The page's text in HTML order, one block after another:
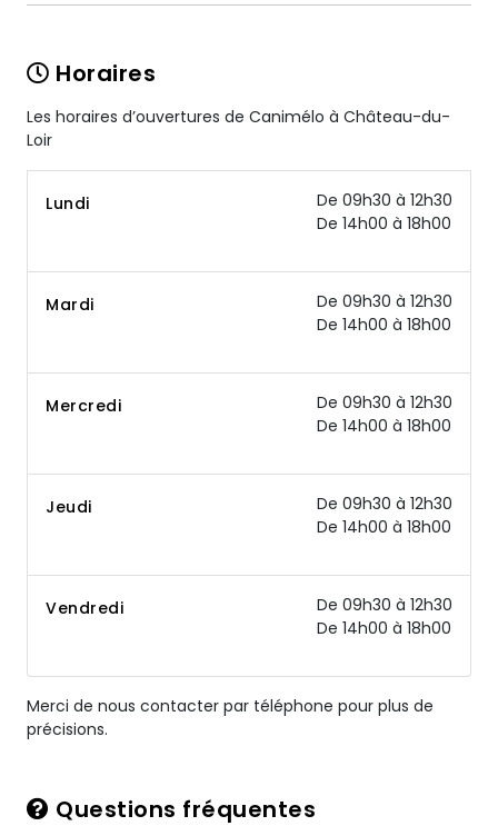
Horaires
Les horaires d’ouvertures de Canimélo à Château-du-
Loir
Lundi
De 09h30 à 12h30
De 14h00 à 18h00
Mardi
De 09h30 à 12h30
De 14h00 à 18h00
Mercredi
De 09h30 à 12h30
De 14h00 à 18h00
Jeudi
De 09h30 à 12h30
De 14h00 à 18h00
Vendredi
De 09h30 à 12h30
De 14h00 à 18h00
Merci de nous contacter par téléphone pour plus de
précisions.
Questions fréquentes